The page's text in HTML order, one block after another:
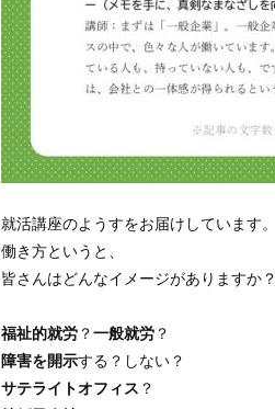
就活講座のようすをお届けしています。
働き方というと、
皆さんはどんなイメージがありますか？
福祉的就労 ？一般就労 ？
障害を開示する？しない？
サテライトオフィス ？